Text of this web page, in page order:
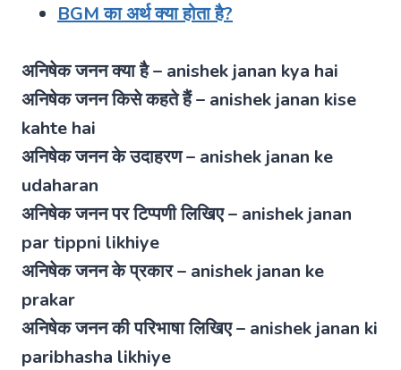
BGM का अर्थ क्या होता है?
अनिषेक जनन क्या है – anishek janan kya hai
अनिषेक जनन किसे कहते हैं – anishek janan kise
kahte hai
अनिषेक जनन के उदाहरण – anishek janan ke
udaharan
अनिषेक जनन पर टिप्पणी लिखिए – anishek janan
par tippni likhiye
अनिषेक जनन के प्रकार – anishek janan ke
prakar
अनिषेक जनन की परिभाषा लिखिए – anishek janan ki
paribhasha likhiye